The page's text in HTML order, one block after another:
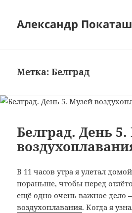
Александр
Метка:Белград
Белград. День
В 11 часов утра я улетал
пораньше, чтобы перед
ещё одно очень важное дело
воздухоплавания. Когда я